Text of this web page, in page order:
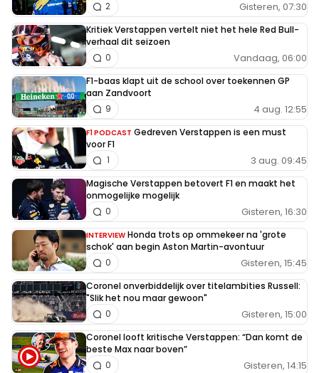
Gisteren, 07:30
2
Kritiek Verstappen vertelt niet het hele Red Bull-
verhaal dit seizoen
Vandaag, 06:00
0
F1-baas klapt uit de school over toekennen GP
aan Zandvoort
4 aug. 12:55
9
F1 PODCAST Gedreven Verstappen is een must
voor F1
3 aug. 09:45
1
Magische Verstappen betovert F1 en maakt het
onmogelijke mogelijk
Gisteren, 16:30
0
INTERVIEW Honda trots op ommekeer na 'grote
schok' aan begin Aston Martin-avontuur
Gisteren, 15:45
0
Coronel onverbiddelijk over titelambities Russell:
"Slik het nou maar gewoon"
Gisteren, 15:00
0
Coronel looft kritische Verstappen: “Dan komt de
beste Max naar boven”
Gisteren, 14:15
0